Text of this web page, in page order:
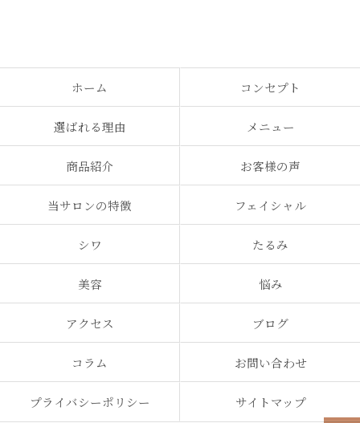
ホーム コンセプト
選ばれる理由 メニュー
商品紹介 お客様の声
当サロンの特徴 フェイシャル
シワ たるみ
美容 悩み
アクセス ブログ
コラム お問い合わせ
プライバシーポリシー サイトマップ